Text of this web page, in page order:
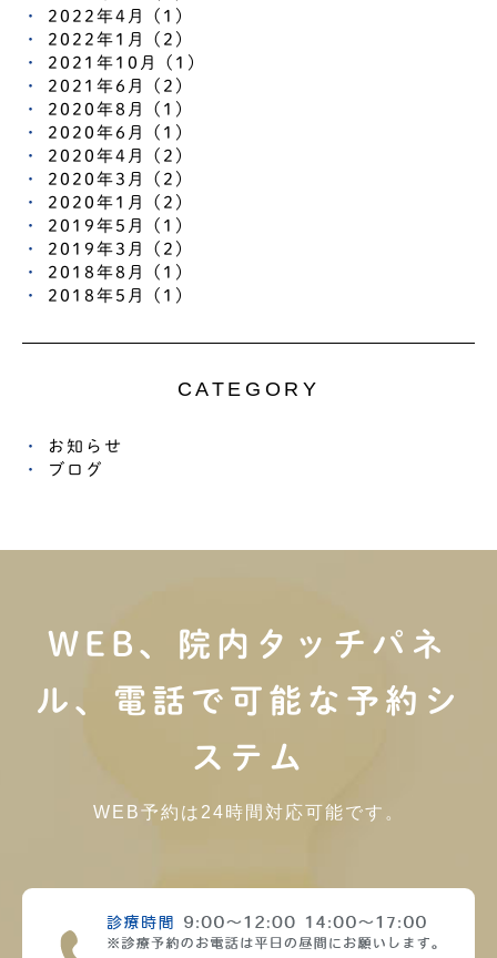
2022年4月 (1)
2022年1月 (2)
2021年10月 (1)
2021年6月 (2)
2020年8月 (1)
2020年6月 (1)
2020年4月 (2)
2020年3月 (2)
2020年1月 (2)
2019年5月 (1)
2019年3月 (2)
2018年8月 (1)
2018年5月 (1)
CATEGORY
お知らせ
ブログ
WEB、院内タッチパネ
ル、電話で可能な予約シ
ステム
WEB予約は24時間対応可能です。